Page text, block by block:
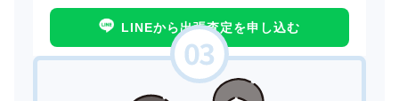
LINEから出張査定を申し込む